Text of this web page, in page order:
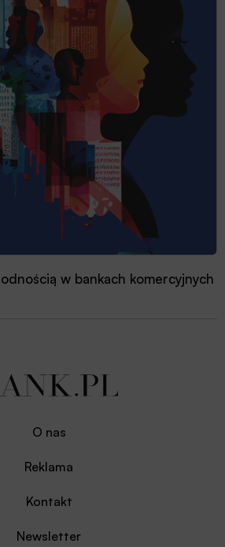
w bankach komercyjnych
O nas
Reklama
Kontakt
Newsletter